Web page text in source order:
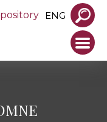
ENG